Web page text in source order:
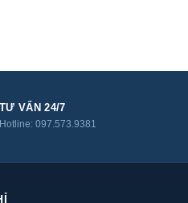
TƯ VẤN 24/7
Hotline: 097.573.9381